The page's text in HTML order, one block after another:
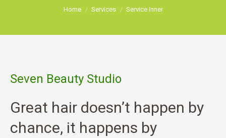
You are here:
Home Services Service Inner
Seven Beauty Studio
Great hair doesn’t happen by
chance, it happens by